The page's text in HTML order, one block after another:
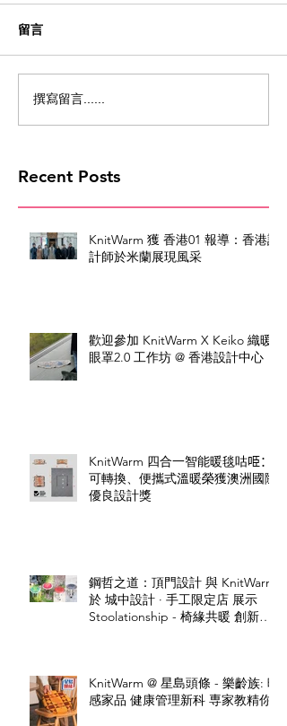
留言
撰寫留言......
Recent Posts
KnitWarm 獲 香港01 報導：香港設
計師於米蘭展現風采
歡迎參加 KnitWarm X Keiko 織暖
眼罩2.0 工作坊 @ 香港設計中心
KnitWarm 四合一智能暖毯咕𠱸：
可轉換、便攜式溫暖榮獲澳洲國際
優良設計獎
鋼哲之道：頂門設計 與 KnitWarm
於 城中設計 · 手工限定店 展示
Stoolationship - 椅緣共暖 創新設
KnitWarm @ 星島頭條 - 樂齡族: 暖
感家品 健康管理新科 専家教精你